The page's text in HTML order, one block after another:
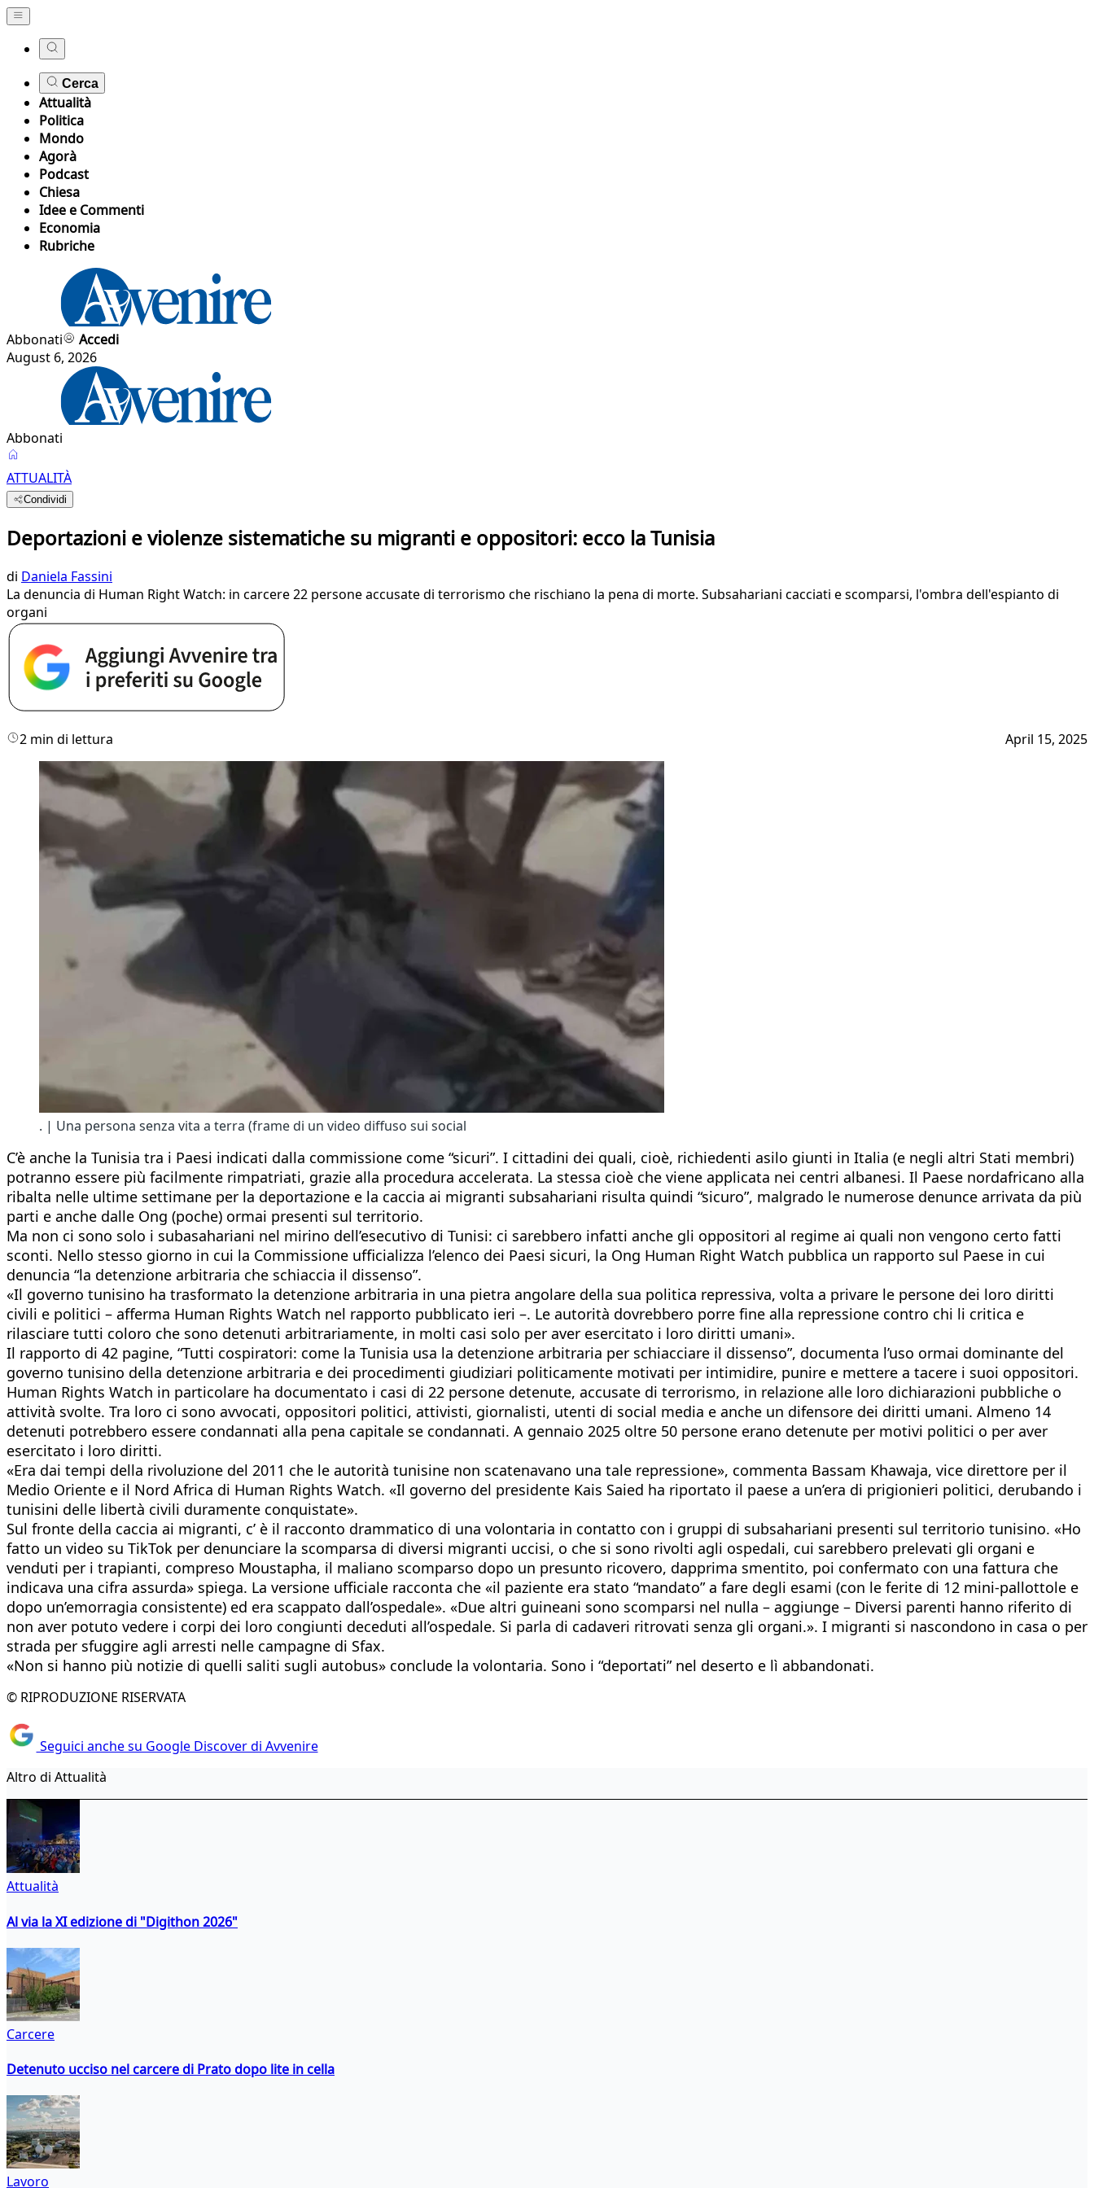
Cerca
Attualità
Politica
Mondo
Agorà
Podcast
Chiesa
Idee e Commenti
Economia
Rubriche
Abbonati
Accedi
August 6, 2026
Abbonati
ATTUALITÀ
Condividi
Deportazioni e violenze sistematiche su migranti e oppositori: ecco la Tunisia
di Daniela Fassini
La denuncia di Human Right Watch: in carcere 22 persone accusate di terrorismo che rischiano la pena di morte. Subsahariani cacciati e scomparsi, l'ombra dell'espianto di
organi
2 min di lettura April 15, 2025
. | Una persona senza vita a terra (frame di un video diffuso sui social
C’è anche la Tunisia tra i Paesi indicati dalla commissione come “sicuri”. I cittadini dei quali, cioè, richiedenti asilo giunti in Italia (e negli altri Stati membri)
potranno essere più facilmente rimpatriati, grazie alla procedura accelerata. La stessa cioè che viene applicata nei centri albanesi. Il Paese nordafricano alla
ribalta nelle ultime settimane per la deportazione e la caccia ai migranti subsahariani risulta quindi “sicuro”, malgrado le numerose denunce arrivata da più
parti e anche dalle Ong (poche) ormai presenti sul territorio.
Ma non ci sono solo i subasahariani nel mirino dell’esecutivo di Tunisi: ci sarebbero infatti anche gli oppositori al regime ai quali non vengono certo fatti
sconti. Nello stesso giorno in cui la Commissione ufficializza l’elenco dei Paesi sicuri, la Ong Human Right Watch pubblica un rapporto sul Paese in cui
denuncia “la detenzione arbitraria che schiaccia il dissenso”.
«Il governo tunisino ha trasformato la detenzione arbitraria in una pietra angolare della sua politica repressiva, volta a privare le persone dei loro diritti
civili e politici – afferma Human Rights Watch nel rapporto pubblicato ieri –. Le autorità dovrebbero porre fine alla repressione contro chi li critica e
rilasciare tutti coloro che sono detenuti arbitrariamente, in molti casi solo per aver esercitato i loro diritti umani».
Il rapporto di 42 pagine, “Tutti cospiratori: come la Tunisia usa la detenzione arbitraria per schiacciare il dissenso”, documenta l’uso ormai dominante del
governo tunisino della detenzione arbitraria e dei procedimenti giudiziari politicamente motivati per intimidire, punire e mettere a tacere i suoi oppositori.
Human Rights Watch in particolare ha documentato i casi di 22 persone detenute, accusate di terrorismo, in relazione alle loro dichiarazioni pubbliche o
attività svolte. Tra loro ci sono avvocati, oppositori politici, attivisti, giornalisti, utenti di social media e anche un difensore dei diritti umani. Almeno 14
detenuti potrebbero essere condannati alla pena capitale se condannati. A gennaio 2025 oltre 50 persone erano detenute per motivi politici o per aver
esercitato i loro diritti.
«Era dai tempi della rivoluzione del 2011 che le autorità tunisine non scatenavano una tale repressione», commenta Bassam Khawaja, vice direttore per il
Medio Oriente e il Nord Africa di Human Rights Watch. «Il governo del presidente Kais Saied ha riportato il paese a un’era di prigionieri politici, derubando i
tunisini delle libertà civili duramente conquistate».
Sul fronte della caccia ai migranti, c’ è il racconto drammatico di una volontaria in contatto con i gruppi di subsahariani presenti sul territorio tunisino. «Ho
fatto un video su TikTok per denunciare la scomparsa di diversi migranti uccisi, o che si sono rivolti agli ospedali, cui sarebbero prelevati gli organi e
venduti per i trapianti, compreso Moustapha, il maliano scomparso dopo un presunto ricovero, dapprima smentito, poi confermato con una fattura che
indicava una cifra assurda» spiega. La versione ufficiale racconta che «il paziente era stato “mandato” a fare degli esami (con le ferite di 12 mini-pallottole e
dopo un’emorragia consistente) ed era scappato dall’ospedale». «Due altri guineani sono scomparsi nel nulla – aggiunge – Diversi parenti hanno riferito di
non aver potuto vedere i corpi dei loro congiunti deceduti all’ospedale. Si parla di cadaveri ritrovati senza gli organi.». I migranti si nascondono in casa o per
strada per sfuggire agli arresti nelle campagne di Sfax.
«Non si hanno più notizie di quelli saliti sugli autobus» conclude la volontaria. Sono i “deportati” nel deserto e lì abbandonati.
© RIPRODUZIONE RISERVATA
Seguici anche su Google Discover di Avvenire
Altro di Attualità
Attualità
Al via la XI edizione di "Digithon 2026"
Carcere
Detenuto ucciso nel carcere di Prato dopo lite in cella
Lavoro